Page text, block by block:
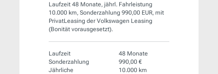
Laufzeit 48 Monate, jährl. Fahrleistung
10.000 km, Sonderzahlung 990,00 EUR, mit
PrivatLeasing der Volkswagen Leasing
(Bonität vorausgesetzt).
Laufzeit
48 Monate
Sonderzahlung
990,00 €
Jährliche
10.000 km